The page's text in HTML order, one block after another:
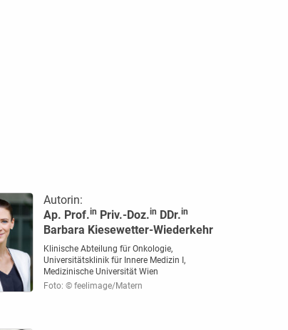
Autorin:
Ap. Prof.in Priv.-Doz.in DDr.in
Barbara Kiesewetter-Wiederkehr
Klinische Abteilung für Onkologie,
Universitätsklinik für Innere Medizin I,
Medizinische Universität Wien
Foto: © feelimage/Matern